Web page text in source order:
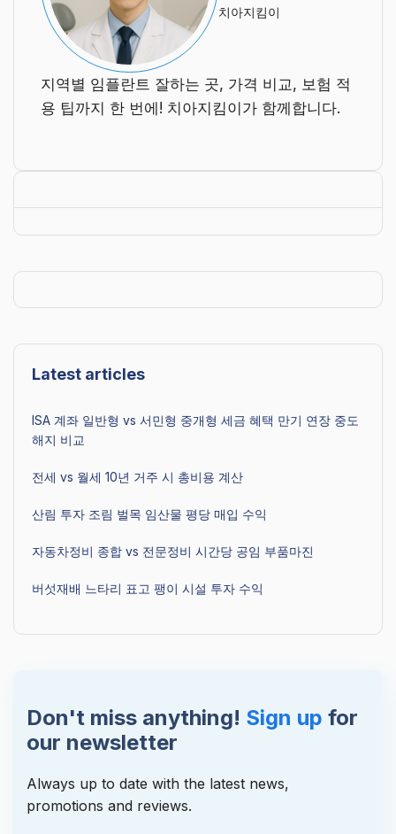
치아지킴이
지역별 임플란트 잘하는 곳, 가격 비교, 보험 적
용 팁까지 한 번에! 치아지킴이가 함께합니다.
Latest articles
ISA 계좌 일반형 vs 서민형 중개형 세금 혜택 만기 연장 중도
해지 비교
전세 vs 월세 10년 거주 시 총비용 계산
산림 투자 조림 벌목 임산물 평당 매입 수익
자동차정비 종합 vs 전문정비 시간당 공임 부품마진
버섯재배 느타리 표고 팽이 시설 투자 수익
Don't miss anything! Sign up for
our newsletter
Always up to date with the latest news,
promotions and reviews.